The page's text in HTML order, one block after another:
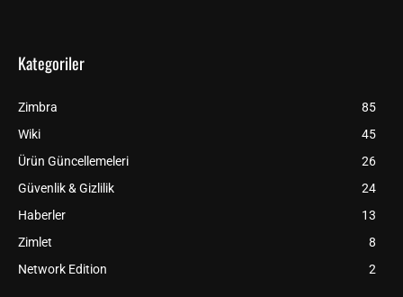
Kategoriler
Zimbra
85
Wiki
45
Ürün Güncellemeleri
26
Güvenlik & Gizlilik
24
Haberler
13
Zimlet
8
Network Edition
2